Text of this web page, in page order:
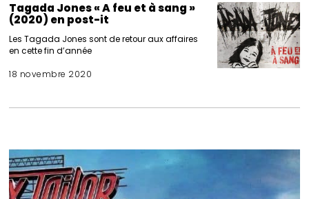
Tagada Jones « A feu et à sang »
(2020) en post-it
Les Tagada Jones sont de retour aux affaires
en cette fin d’année
18 novembre 2020